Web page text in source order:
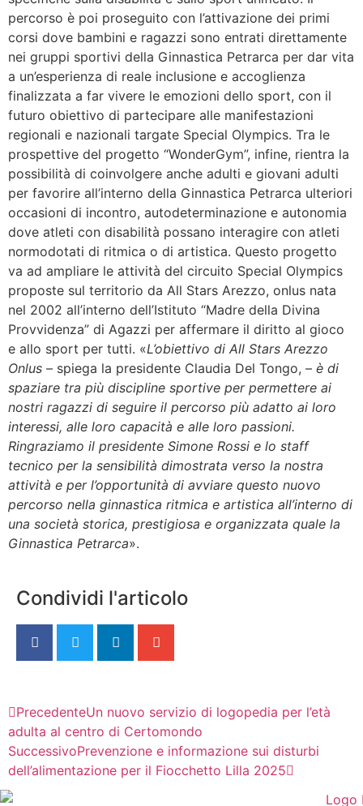
percorso è poi proseguito con l’attivazione dei primi
corsi dove bambini e ragazzi sono entrati direttamente
nei gruppi sportivi della Ginnastica Petrarca per dar vita
a un’esperienza di reale inclusione e accoglienza
finalizzata a far vivere le emozioni dello sport, con il
futuro obiettivo di partecipare alle manifestazioni
regionali e nazionali targate Special Olympics. Tra le
prospettive del progetto “WonderGym”, infine, rientra la
possibilità di coinvolgere anche adulti e giovani adulti
per favorire all’interno della Ginnastica Petrarca ulteriori
occasioni di incontro, autodeterminazione e autonomia
dove atleti con disabilità possano interagire con atleti
normodotati di ritmica o di artistica. Questo progetto
va ad ampliare le attività del circuito Special Olympics
proposte sul territorio da All Stars Arezzo, onlus nata
nel 2002 all’interno dell’Istituto “Madre della Divina
Provvidenza” di Agazzi per affermare il diritto al gioco
e allo sport per tutti. «L’obiettivo di All Stars Arezzo
Onlus – spiega la presidente Claudia Del Tongo, – è di
spaziare tra più discipline sportive per permettere ai
nostri ragazzi di seguire il percorso più adatto ai loro
interessi, alle loro capacità e alle loro passioni.
Ringraziamo il presidente Simone Rossi e lo staff
tecnico per la sensibilità dimostrata verso la nostra
attività e per l’opportunità di avviare questo nuovo
percorso nella ginnastica ritmica e artistica all’interno di
una società storica, prestigiosa e organizzata quale la
Ginnastica Petrarca».
Condividi l'articolo
PrecedenteUn nuovo servizio di logopedia per l’età
adulta al centro di Certomondo
SuccessivoPrevenzione e informazione sui disturbi
dell’alimentazione per il Fiocchetto Lilla 2025